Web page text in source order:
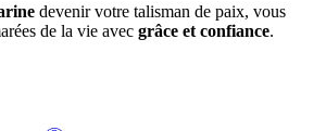
devenir votre talisman de paix, vous
de la vie avec grâce et confiance.